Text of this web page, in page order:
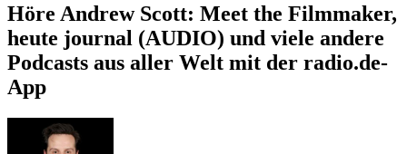
Höre Andrew Scott: Meet the Filmmaker,
heute journal (AUDIO) und viele andere
Podcasts aus aller Welt mit der radio.de-
App